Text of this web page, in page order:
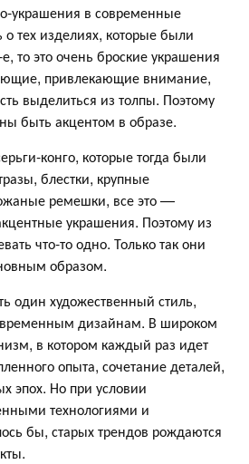
украшения в современные
тех изделиях, которые были
то это очень броские украшения
привлекающие внимание,
выделиться из толпы. Поэтому
быть акцентом в образе.
конго, которые тогда были
блестки, крупные
ремешки, все это —
украшения. Поэтому из
что-то одно. Только так они
образом.
один художественный стиль,
дизайнам. В широком
в котором каждый раз идет
опыта, сочетание деталей,
эпох. Но при условии
технологиями и
бы, старых трендов рождаются